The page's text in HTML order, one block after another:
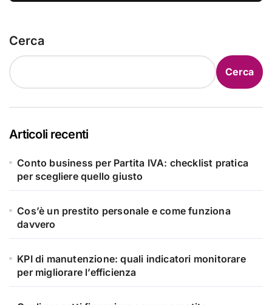
Cerca
Cerca
Articoli recenti
Conto business per Partita IVA: checklist pratica
per scegliere quello giusto
Cos’è un prestito personale e come funziona
davvero
KPI di manutenzione: quali indicatori monitorare
per migliorare l’efficienza